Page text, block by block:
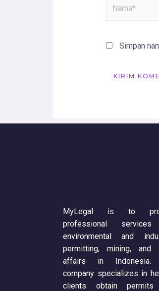
Simpan
MyLegal is to
professional
environmental and
permitting, mining, and
affairs in Indonesia.
company specializes in
clients obtain permits